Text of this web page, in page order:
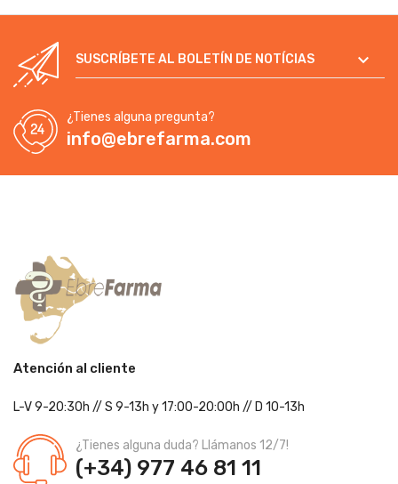
SUSCRÍBETE AL BOLETÍN DE NOTÍCIAS 
¿Tienes alguna pregunta?
info@ebrefarma.com
Atención al cliente
L-V 9-20:30h // S 9-13h y 17:00-20:00h // D 10-13h
¿Tienes alguna duda? Llámanos 12/7!
(+34) 977 46 81 11